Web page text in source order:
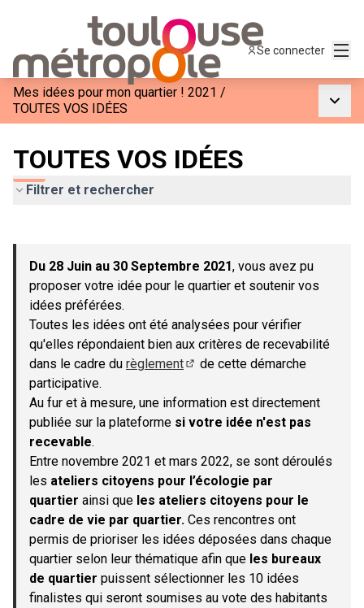
Se connecter
Mes idées pour mon quartier ! 2021 /
TOUTES VOS IDÉES
TOUTES VOS IDÉES
Filtrer et rechercher
−
Du 28 Juin au 30 Septembre 2021, vous avez pu
proposer votre idée pour le quartier et soutenir vos
idées préférées.
Toutes les idées ont été analysées pour vérifier
qu'elles répondaient bien aux critères de recevabilité
dans le cadre du règlement
de cette démarche
participative.
Au fur et à mesure, une information est directement
publiée sur la plateforme si votre idée n'est pas
recevable.
Entre novembre 2021 et mars 2022, se sont déroulés
les ateliers citoyens pour l’écologie par
quartier ainsi que les ateliers citoyens pour le
cadre de vie par quartier. Ces rencontres ont
permis de prioriser les idées déposées dans chaque
quartier selon leur thématique afin que les bureaux
de quartier puissent sélectionner les 10 idées
finalistes qui seront soumises au vote des habitants